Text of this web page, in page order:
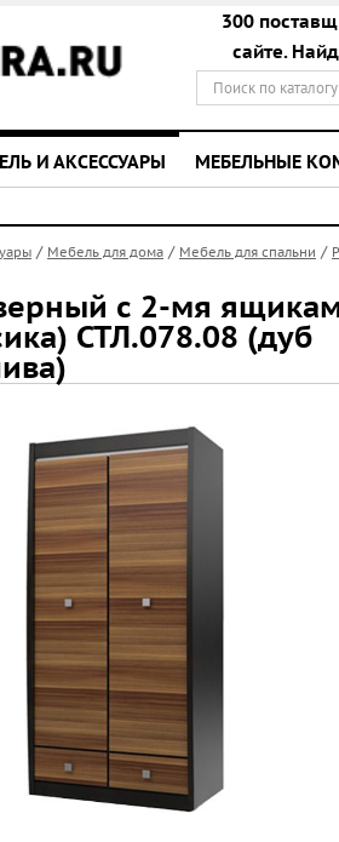
300
сайте.
И АКСЕССУАРЫ МЕБЕЛЬНЫЕ
/ Мебель для дома / Мебель для спальни /
с 2-мя
СТЛ.078.08 (дуб